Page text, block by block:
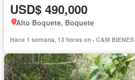
USD$ 490,000
Alto Boquete, Boquete
Hace 1 semana, 13 horas en - C&M